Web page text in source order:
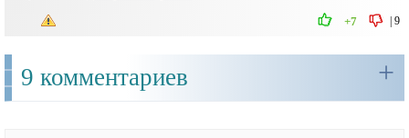
9
+7
9 комментариев +